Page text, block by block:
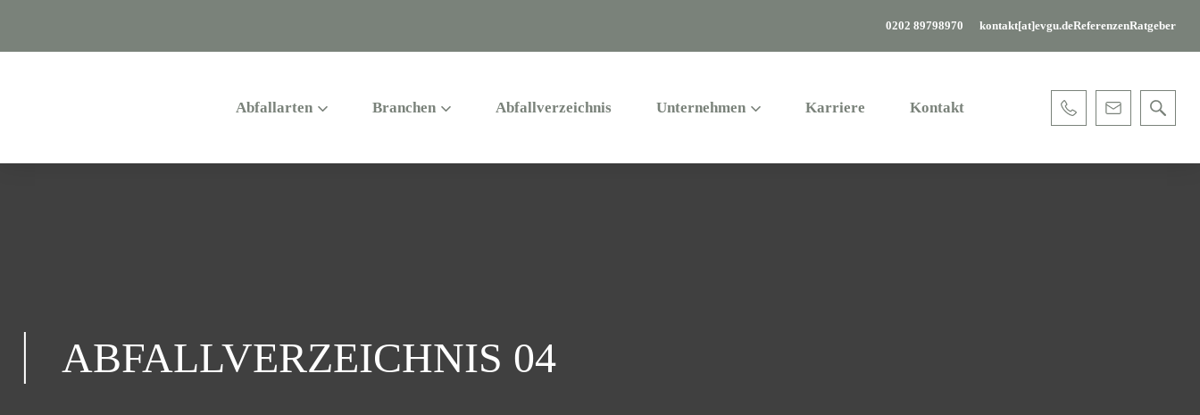
0202 89798970 kontakt[at]evgu.deReferenzenRatgeber
Abfallarten Branchen Abfallverzeichnis Unternehmen Karriere Kontakt
ABFALLVERZEICHNIS 04